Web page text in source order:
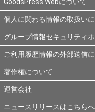
GoodsPress Webについて
個人に関わる情報の取扱い
グループ情報セキュリティ
ご利用履歴情報の外部送信
著作権について
運営会社
ニュースリリースはこちらへ